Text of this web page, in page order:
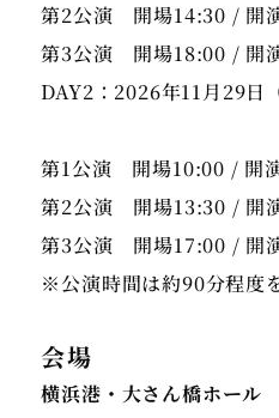
第2公演 開場14:30 / 開
第3公演 開場18:00 / 開
DAY2：2026年11月29日
第1公演 開場10:00 / 開
第2公演 開場13:30 / 開
第3公演 開場17:00 / 開
※公演時間は約90分程度
会場
横浜港・大さん橋ホール